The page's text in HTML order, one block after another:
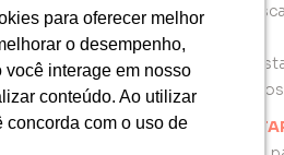
para oferecer melhor
o desempenho,
você interage em nosso
conteúdo. Ao utilizar
concorda com o uso de
para oferecer melhor
o desempenho,
você interage em nosso
conteúdo. Ao utilizar
concorda com o uso de
cuidados é com o uso de luvas
diferentes.
aglöfi®explicará como
do cliente ao escolher
DAS LUVAS PARA